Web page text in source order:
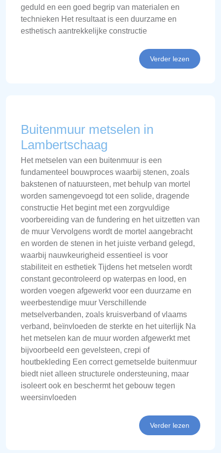
geduld en een goed begrip van materialen en
technieken Het resultaat is een duurzame en
esthetisch aantrekkelijke constructie
Verder lezen
Buitenmuur metselen in
Lambertschaag
Het metselen van een buitenmuur is een
fundamenteel bouwproces waarbij stenen, zoals
bakstenen of natuursteen, met behulp van mortel
worden samengevoegd tot een solide, dragende
constructie Het begint met een zorgvuldige
voorbereiding van de fundering en het uitzetten van
de muur Vervolgens wordt de mortel aangebracht
en worden de stenen in het juiste verband gelegd,
waarbij nauwkeurigheid essentieel is voor
stabiliteit en esthetiek Tijdens het metselen wordt
constant gecontroleerd op waterpas en lood, en
worden voegen afgewerkt voor een duurzame en
weerbestendige muur Verschillende
metselverbanden, zoals kruisverband of vlaams
verband, beïnvloeden de sterkte en het uiterlijk Na
het metselen kan de muur worden afgewerkt met
bijvoorbeeld een gevelsteen, crepi of
houtbekleding Een correct gemetselde buitenmuur
biedt niet alleen structurele ondersteuning, maar
isoleert ook en beschermt het gebouw tegen
weersinvloeden
Verder lezen